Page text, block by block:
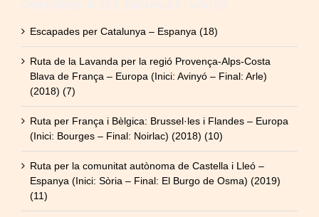
Escapades per Catalunya – Espanya (18)
Ruta de la Lavanda per la regió Provença-Alps-Costa
Blava de França – Europa (Inici: Avinyó – Final: Arle)
(2018) (7)
Ruta per França i Bèlgica: Brussel·les i Flandes – Europa
(Inici: Bourges – Final: Noirlac) (2018) (10)
Ruta per la comunitat autònoma de Castella i Lleó –
Espanya (Inici: Sòria – Final: El Burgo de Osma) (2019)
(11)